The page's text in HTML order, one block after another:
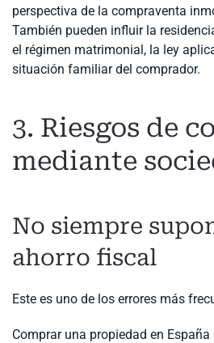
perspectiva de la compraventa
También pueden influir la
el régimen matrimonial, la ley
situación familiar del comprador.
3. Riesgos de
mediante
No siempre
ahorro fiscal
Este es uno de los errores más
Comprar una propiedad en España